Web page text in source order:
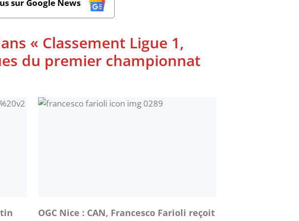
sur Google News
« Classement Ligue 1,
du premier championnat
OGC Nice : CAN, Francesco Farioli reçoit